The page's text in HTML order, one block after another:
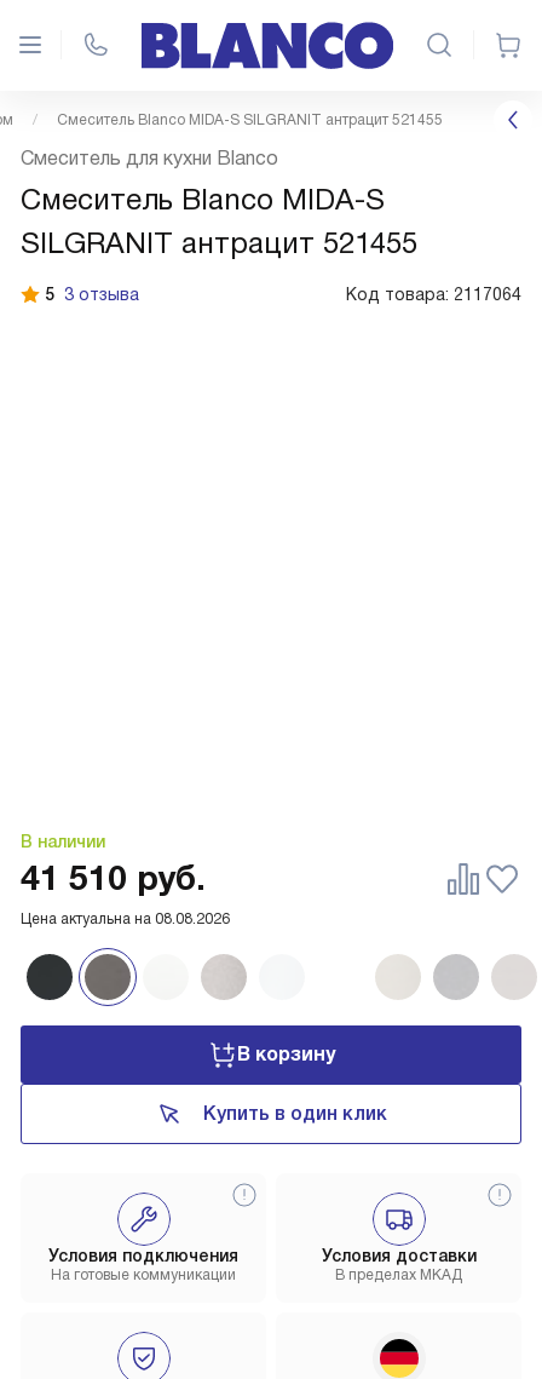
Смеситель Blanco MIDA-S SILGRANIT антрацит 521455
5 3 отзыва Код товара: 2117064
В наличии
Смеситель для кухни Blanco
Смеситель Blanco MIDA-S
SILGRANIT антрацит 521455
Цена актуальна на 08.08.2026
41 510 руб.
В корзину
Купить в один клик
Условия доставки
В пределах МКАД
Условия подключения
На готовые коммуникации